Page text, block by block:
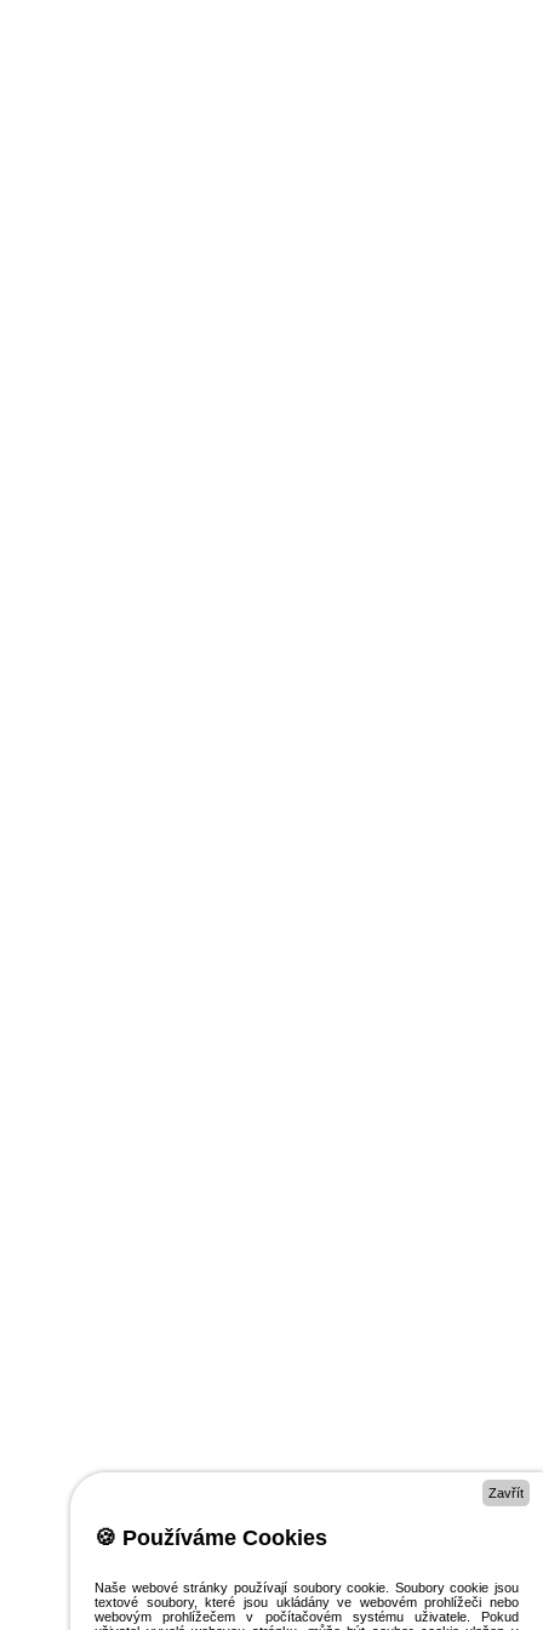
Zavřít
🍪 Používáme Cookies
Naše webové stránky používají soubory cookie. Soubory cookie jsou
textové soubory, které jsou ukládány ve webovém prohlížeči nebo
webovým prohlížečem v počítačovém systému uživatele. Pokud